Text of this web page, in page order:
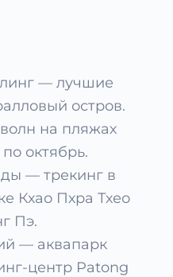
— лучшие
остров.
на пляжах
октябрь.
— трекинг в
Кхао Пхра Тхео
Пэ.
— аквапарк
центр Patong